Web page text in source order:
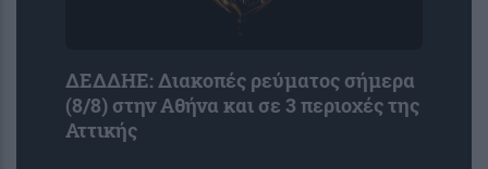
ΔΕΔΔΗΕ: Διακοπές ρεύματος σήμερα
(8/8) στην Αθήνα και σε 3 περιοχές της
Αττικής